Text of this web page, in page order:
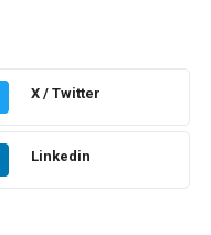
X / Twitter
Linkedin